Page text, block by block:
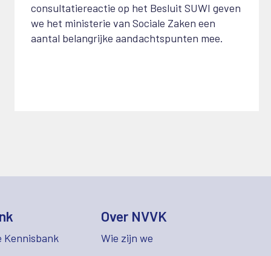
consultatiereactie op het Besluit SUWI geven
we het ministerie van Sociale Zaken een
aantal belangrijke aandachtspunten mee.
Kennisbank
Over NVVK
Wie zijn we